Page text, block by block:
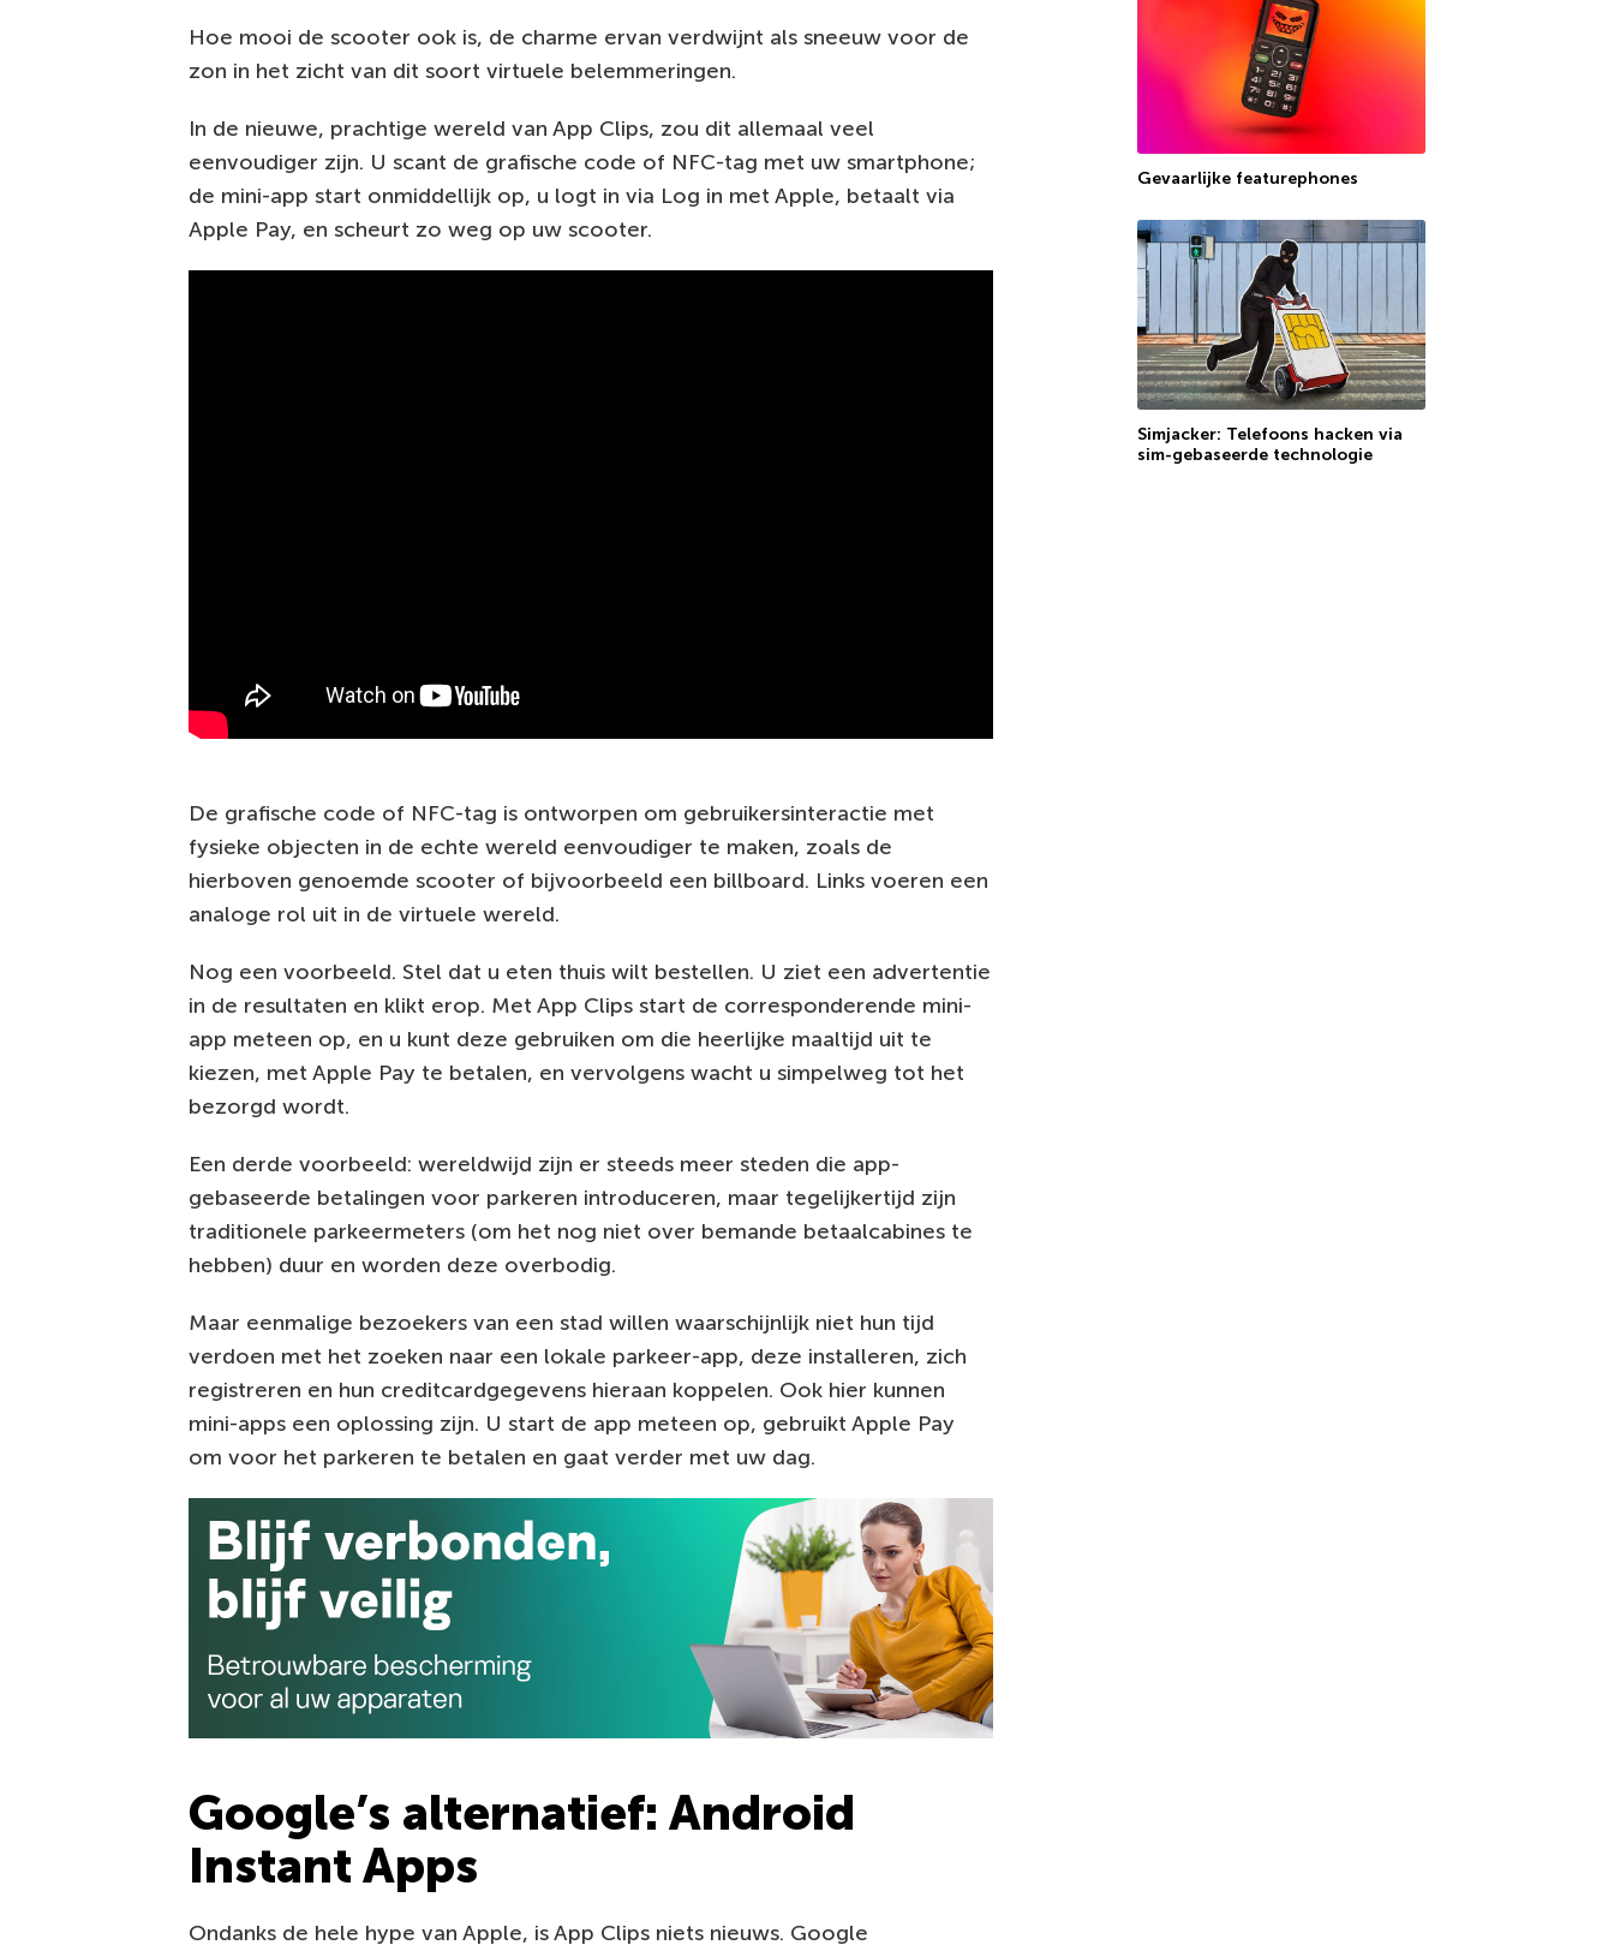
Hoe mooi de scooter ook is, de charme ervan verdwijnt als sneeuw voor de
zon in het zicht van dit soort virtuele belemmeringen.
In de nieuwe, prachtige wereld van App Clips, zou dit allemaal veel
eenvoudiger zijn. U scant de grafische code of NFC-tag met uw smartphone;
de mini-app start onmiddellijk op, u logt in via Log in met Apple, betaalt via
Apple Pay, en scheurt zo weg op uw scooter.
De grafische code of NFC-tag is ontworpen om gebruikersinteractie met
fysieke objecten in de echte wereld eenvoudiger te maken, zoals de
hierboven genoemde scooter of bijvoorbeeld een billboard. Links voeren een
analoge rol uit in de virtuele wereld.
Nog een voorbeeld. Stel dat u eten thuis wilt bestellen. U ziet een advertentie
in de resultaten en klikt erop. Met App Clips start de corresponderende mini-
app meteen op, en u kunt deze gebruiken om die heerlijke maaltijd uit te
kiezen, met Apple Pay te betalen, en vervolgens wacht u simpelweg tot het
bezorgd wordt.
Een derde voorbeeld: wereldwijd zijn er steeds meer steden die app-
gebaseerde betalingen voor parkeren introduceren, maar tegelijkertijd zijn
traditionele parkeermeters (om het nog niet over bemande betaalcabines te
hebben) duur en worden deze overbodig.
Maar eenmalige bezoekers van een stad willen waarschijnlijk niet hun tijd
verdoen met het zoeken naar een lokale parkeer-app, deze installeren, zich
registreren en hun creditcardgegevens hieraan koppelen. Ook hier kunnen
mini-apps een oplossing zijn. U start de app meteen op, gebruikt Apple Pay
om voor het parkeren te betalen en gaat verder met uw dag.
Google’s alternatief: Android
Instant Apps
Ondanks de hele hype van Apple, is App Clips niets nieuws. Google
Gevaarlijke featurephones
Simjacker: Telefoons hacken via
sim-gebaseerde technologie